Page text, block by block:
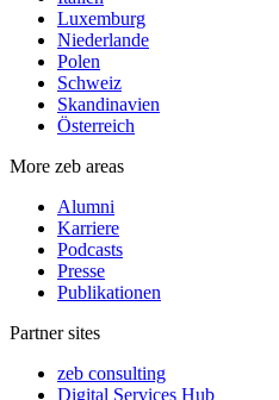
Luxemburg
Niederlande
Polen
Schweiz
Skandinavien
Österreich
More zeb areas
Alumni
Karriere
Podcasts
Presse
Publikationen
Partner sites
zeb consulting
Digital Services Hub